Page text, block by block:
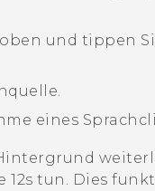
und tippen
eines
12s tun. Dies